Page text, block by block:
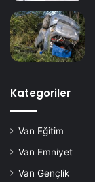
Kategoriler
Van Eğitim
Van Emniyet
Van Gençlik